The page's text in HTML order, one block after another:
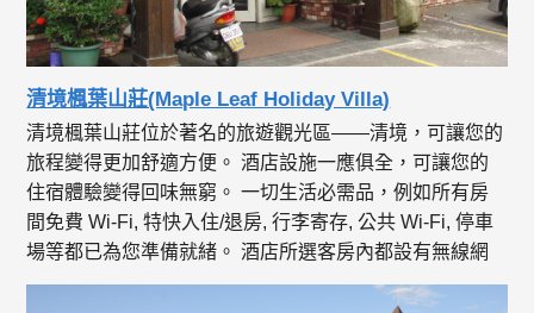
清境楓葉山莊(Maple Leaf Holiday Villa)
清境楓葉山莊位於著名的旅遊觀光區——清境，可讓您的
旅程變得更加舒適方便。 酒店設施一應俱全，可讓您的
住宿體驗變得回味無窮。 一切生活必需品，例如所有房
間免費 Wi-Fi, 特快入住/退房, 行李寄存, 公共 Wi-Fi, 停車
場等都已為您準備就緒。 酒店所選客房內都設有無線網